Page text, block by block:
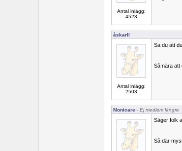
Antal inlägg:
4523
åskarll
Antal inlägg:
2503
Sa du att
Så nära att
Monicare - Ej medlem längre
Säger folk
Så där